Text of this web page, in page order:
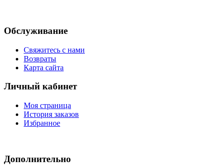
Обслуживание
Свяжитесь с нами
Возвраты
Карта сайта
Личный кабинет
Моя страница
История заказов
Избранное
Дополнительно